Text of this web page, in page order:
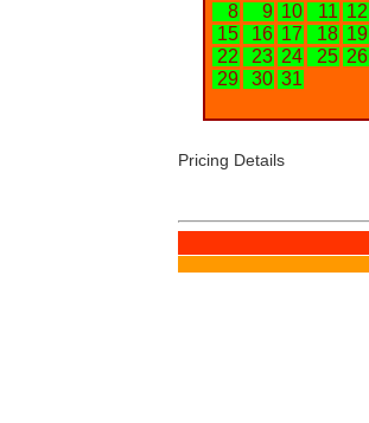
8
9 10 11 12
15
16 17 18 19
22
23 24 25 26
29
30 31
Pricing Details